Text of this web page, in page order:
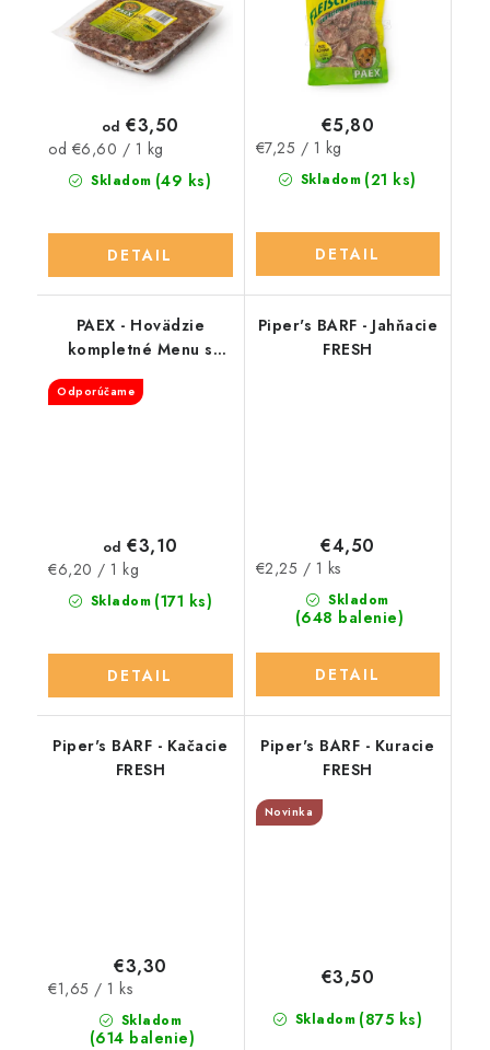
Skladom (49 ks)
od €3,50
Jednotková
cena:
od €6,60 / 1 kg
DETAIL
Skladom (21 ks)
€5,80
Jednotková
cena:
€7,25 / 1 kg
DETAIL
PAEX - Hovädzie
kompletné Menu s
lososom
Odporúčame
Skladom (171 ks)
od €3,10
Jednotková
cena:
€6,20 / 1 kg
DETAIL
Piper's BARF - Jahňacie
FRESH
Skladom
(648 balenie)
€4,50
Jednotková
€2,25 / 1 ks
DETAIL
Piper's BARF - Kačacie
FRESH
Skladom
(614 balenie)
€3,30
Jednotková
€1,65 / 1 ks
Piper's BARF - Kuracie
FRESH
Novinka
Skladom (875 ks)
€3,50